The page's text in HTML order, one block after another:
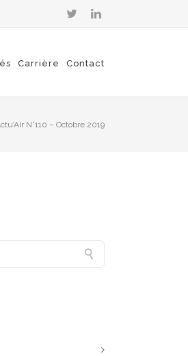
Carrière Contact
N°110 – Octobre 2019